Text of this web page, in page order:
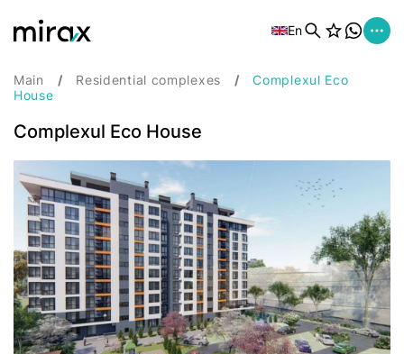
En
Main Residential complexes
Complexul Eco
House
Complexul Eco House